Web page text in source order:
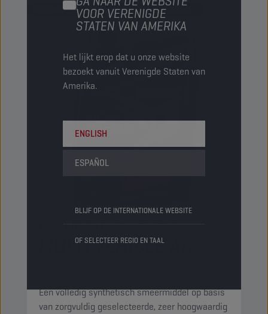
VOOR VERENIGDE
STATEN VAN AMERIKA
Het lijkt erop dat u onze website
bezoekt vanuit Verenigde Staten van
Amerika.
ENGLISH
ESPAÑOL
BLIJF OP DE INTERNATIONALE WEBSITE
OF SELECTEER REGIO EN TAAL
AUTOMATISCHE TRANSMISSIEVLOEISTOFFEN
MULTI VEHICLE ATF
Een volledig synthetisch smeermiddel op basis
van zorgvuldig geselecteerde, zeer hoogwaardig